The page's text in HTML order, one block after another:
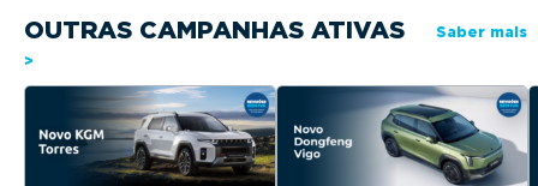
OUTRAS CAMPANHAS ATIVAS
Saber mais
>